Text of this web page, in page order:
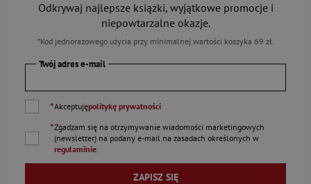
Odkrywaj najlepsze książki, wyjątkowe promocje i
niepowtarzalne okazje.
*Kod jednorazowego użycia przy minimalnej wartości koszyka 69 zł.
Twój adres e-mail
*Akceptujępolitykę prywatności
*Zgadzam się na otrzymywanie wiadomości marketingowych
(newsletter) na podany e-mail na zasadach określonych w
regulaminie.
ZAPISZ SIĘ